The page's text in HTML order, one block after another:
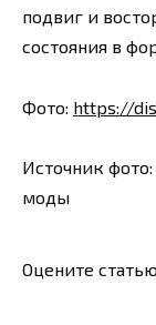
подвиг и
состояния в
Фото: https://
Источник
моды
Оцените статью